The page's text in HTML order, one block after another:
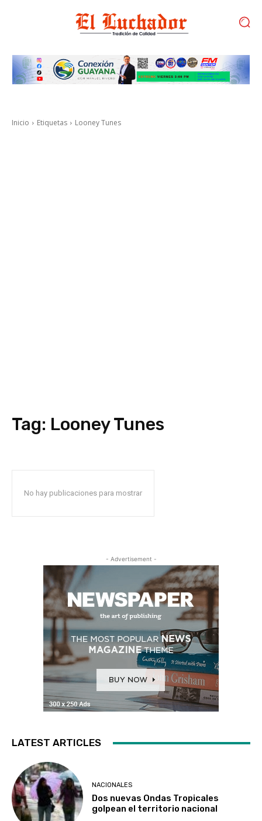
Inicio Etiquetas Looney Tunes
Tag: Looney Tunes
No hay publicaciones para mostrar
- Advertisement -
LATEST ARTICLES
NACIONALES
Dos nuevas Ondas Tropicales
golpean el territorio nacional